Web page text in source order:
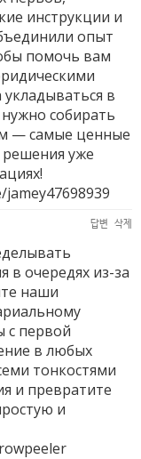
инструкции и
опыт
помочь вам
в
собирать
— самые ценные
уже
답변 삭제
в очередях из-за
наши
с первой
в любых
тонкостями
и превратите
и